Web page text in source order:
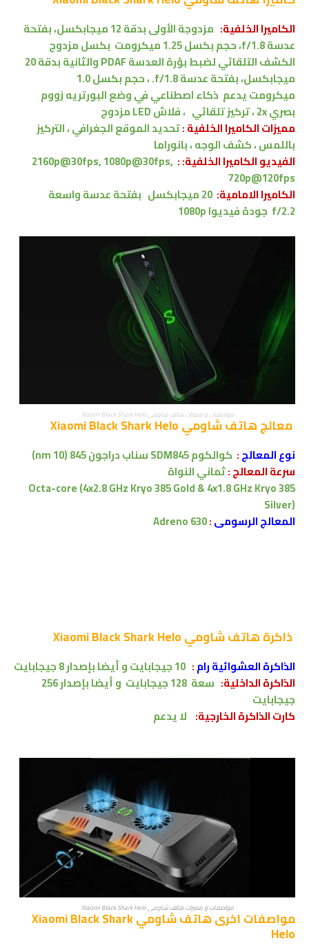
الكاميرا الخلفية:
مزدوجة الأولى بدقة 12 ميجابكسل، بفتحة
عدسة f/1.8،
حجم بكسل 1.25 ميكرومت
بكسل مزدوج
الكشف التلقائي لضبط بؤرة العدسة PDAF
والثانية بدقة 20
ميجابكسل، بفتحة عدسة f/1.8.
،
حجم بكسل 1.0
ميكرومتيدعم ذكاء اصطناعي في وضع البورتريه زووم
بصري 2x ، تركيز تلقائي ، فلاش LED مزدوج
مميزات الكاميرا الخلفية :تحديد الموقع الجغرافي ، التركيز
باللمس ، كشف الوجه ، بانوراما
الفيديو الكاميرا الخلفية: : 2160p@30fps, 1080p@30fps,
720p@120fps
الكاميرا الامامية:
بفتحة عدسة واسعة
f/2.2 جودة فيديوا 1080p
مواصفات و مميزات هاتف شاومي Xiaomi Black Shark Helo
معالجهاتف شاومي Xiaomi Black Shark Helo
نوع المعالج: كوالكومSDM845سناب دراجون 845 (10 nm)
سرعة المعالج :ثماني النواة
Octa-core (4x2.8 GHz Kryo 385 Gold & 4x1.8 GHz Kryo 385
Silver)
المعالج الرسومى:
Adreno 630
ذاكرةهاتف شاومي Xiaomi Black Shark Helo
الذاكرة العشوائية رام: جيجابايتو أيضا بإصدار 8 جيجابايت
الذاكرة الداخلية: سعة 128 جيجابايت
و أيضا بإصدار 256
جيجابايت
كارت الذاكرة الخارجية: لايدعم
مواصفات و مميزات هاتف شاومي Xiaomi Black Shark Helo
مواصفات اخرى هاتف شاومي Xiaomi Black Shark
Helo